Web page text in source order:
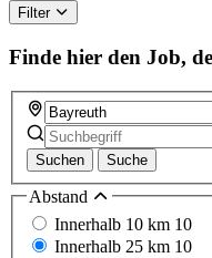
Filter
Finde hier den Job,
Suchen Suche
Abstand
Innerhalb 10 km 10
Innerhalb 25 km 10